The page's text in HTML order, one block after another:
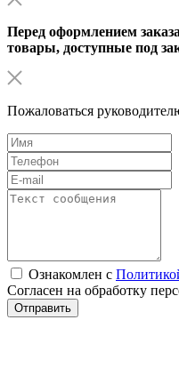
Перед оформлением
товары, доступные под
Пожаловаться
Ознакомлен с
Согласен на обработку
Отправить